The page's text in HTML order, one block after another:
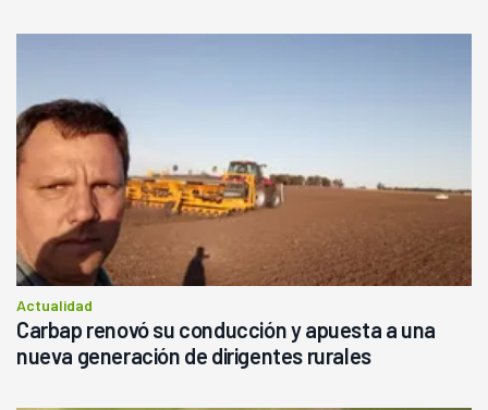
Actualidad
Carbap renovó su conducción y apuesta a una
nueva generación de dirigentes rurales